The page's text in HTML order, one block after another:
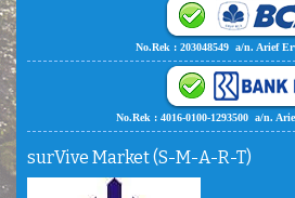
No.Rek : 203048549 a/n. Arief
No.Rek : 4016-0100-1293500 a/n.
surVive Market (S-M-A-R-T)